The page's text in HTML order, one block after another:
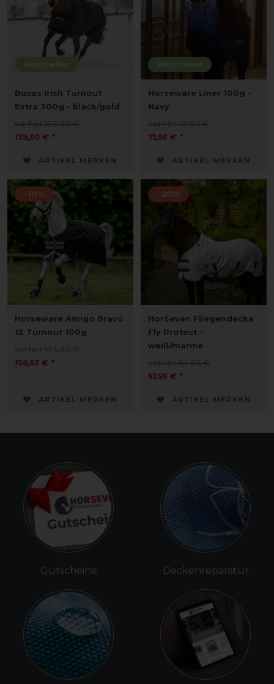
Bestseller
Bucas Irish Turnout
Extra 300g - black/gold
vorher 155,00 €
139,50 € *
ARTIKEL MERKEN
Bestseller
Horseware Liner 100g -
Navy
vorher 79,95 €
71,95 € *
ARTIKEL MERKEN
-10%
Horseware Amigo Bravo
12 Turnout 100g
vorher 173,90 €
156,55 € *
ARTIKEL MERKEN
-20%
HorSeven Fliegendecke
Fly Protect -
weiß/marine
vorher 64,95 €
51,95 € *
ARTIKEL MERKEN
Gutscheine Deckenreparatur